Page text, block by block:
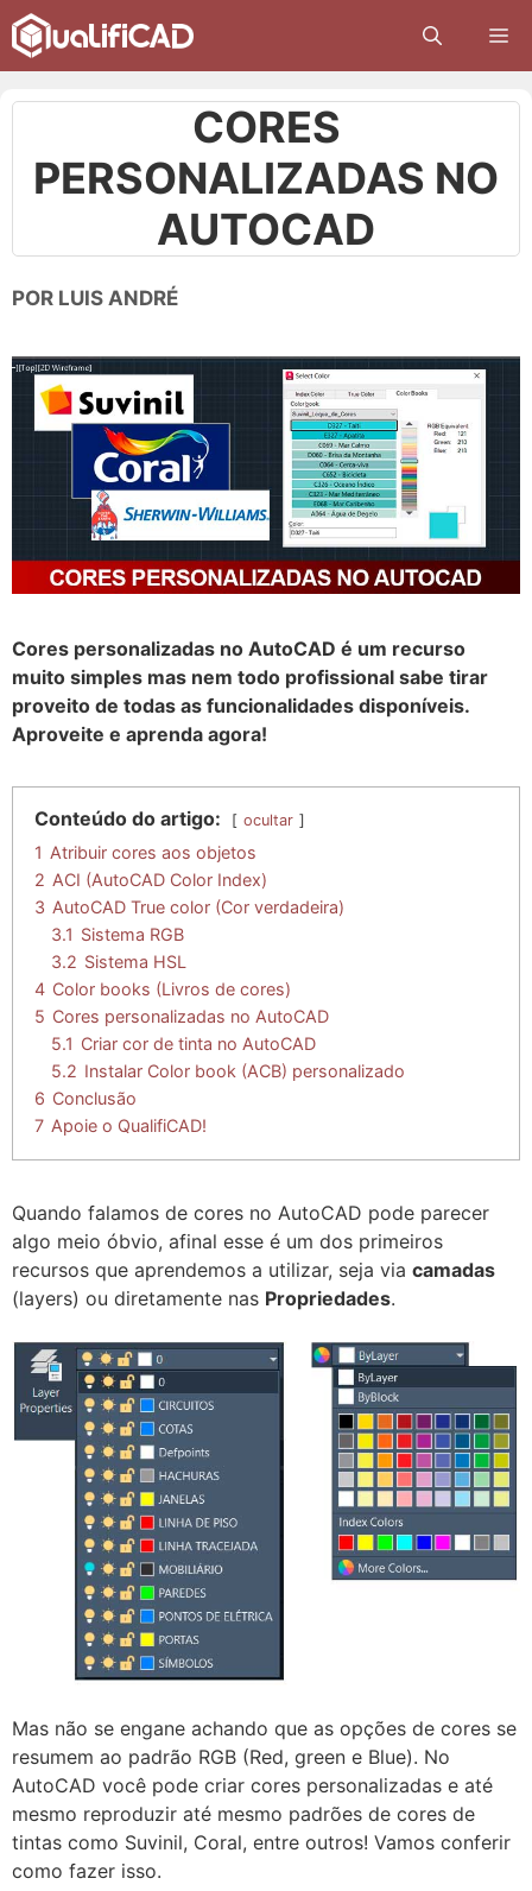
Pular
para
o
conteúdo
CORES
PERSONALIZADAS NO
AUTOCAD
POR LUIS ANDRÉ
Cores personalizadas no AutoCAD é um recurso
muito simples mas nem todo profissional sabe tirar
proveito de todas as funcionalidades disponíveis.
Aproveite e aprenda agora!
Conteúdo do artigo: ocultar
1 Atribuir cores aos objetos
2 ACI (AutoCAD Color Index)
3 AutoCAD True color (Cor verdadeira)
3.1 Sistema RGB
3.2 Sistema HSL
4 Color books (Livros de cores)
5 Cores personalizadas no AutoCAD
5.1 Criar cor de tinta no AutoCAD
5.2 Instalar Color book (ACB) personalizado
6 Conclusão
7 Apoie o QualifiCAD!
Quando falamos de cores no AutoCAD pode parecer
algo meio óbvio, afinal esse é um dos primeiros
recursos que aprendemos a utilizar, seja via camadas
(layers) ou diretamente nas Propriedades.
Mas não se engane achando que as opções de cores se
resumem ao padrão RGB (Red, green e Blue). No
AutoCAD você pode criar cores personalizadas e até
mesmo reproduzir até mesmo padrões de cores de
tintas como Suvinil, Coral, entre outros! Vamos conferir
como fazer isso.